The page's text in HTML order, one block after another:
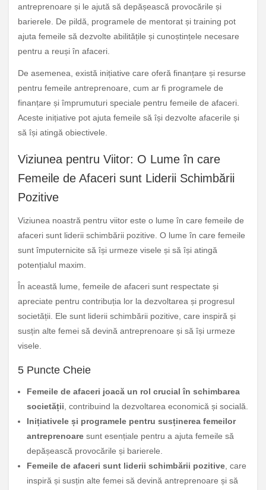
antreprenoare și le ajută să depășească provocările și
barierele. De pildă, programele de mentorat și training pot
ajuta femeile să dezvolte abilitățile și cunoștințele necesare
pentru a reuși în afaceri.
De asemenea, există inițiative care oferă finanțare și resurse
pentru femeile antreprenoare, cum ar fi programele de
finanțare și împrumuturi speciale pentru femeile de afaceri.
Aceste inițiative pot ajuta femeile să își dezvolte afacerile și
să își atingă obiectivele.
Viziunea pentru Viitor: O Lume în care
Femeile de Afaceri sunt Liderii Schimbării
Pozitive
Viziunea noastră pentru viitor este o lume în care femeile de
afaceri sunt liderii schimbării pozitive. O lume în care femeile
sunt împuternicite să își urmeze visele și să își atingă
potențialul maxim.
În această lume, femeile de afaceri sunt respectate și
apreciate pentru contribuția lor la dezvoltarea și progresul
societății. Ele sunt liderii schimbării pozitive, care inspiră și
susțin alte femei să devină antreprenoare și să își urmeze
visele.
5 Puncte Cheie
Femeile de afaceri joacă un rol crucial în schimbarea
societății, contribuind la dezvoltarea economică și socială.
Inițiativele și programele pentru susținerea femeilor
antreprenoare sunt esențiale pentru a ajuta femeile să
depășească provocările și barierele.
Femeile de afaceri sunt liderii schimbării pozitive, care
inspiră și susțin alte femei să devină antreprenoare și să